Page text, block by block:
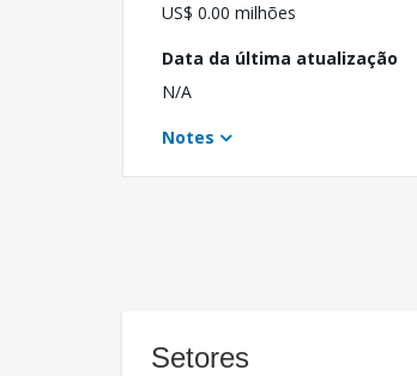
US$ 0.00 milhões
Data da última atualização
N/A
Notes
Setores